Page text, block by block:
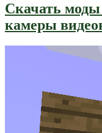
Скачать
камеры